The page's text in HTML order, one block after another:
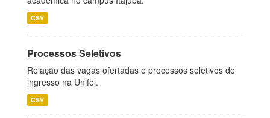
CSV
Processos Seletivos
Relação das vagas ofertadas e processos seletivos de
ingresso na Unifei.
CSV